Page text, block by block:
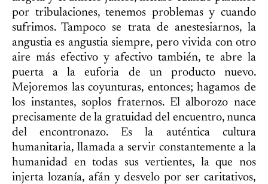
por tribulaciones, tenemos problemas y cuando
sufrimos. Tampoco se trata de anestesiarnos, la
angustia es angustia siempre, pero vivida con otro
aire más efectivo y afectivo también, te abre la
puerta a la euforia de un producto nuevo.
Mejoremos las coyunturas, entonces; hagamos de
los instantes, soplos fraternos. El alborozo nace
precisamente de la gratuidad del encuentro, nunca
del encontronazo. Es la auténtica cultura
humanitaria, llamada a servir constantemente a la
humanidad en todas sus vertientes, la que nos
injerta lozanía, afán y desvelo por ser caritativos,